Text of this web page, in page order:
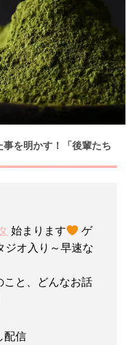
を明かす！「後輩たち
始まります
ゲ
ジオ入り～早速な
こと、どんなお話
配信